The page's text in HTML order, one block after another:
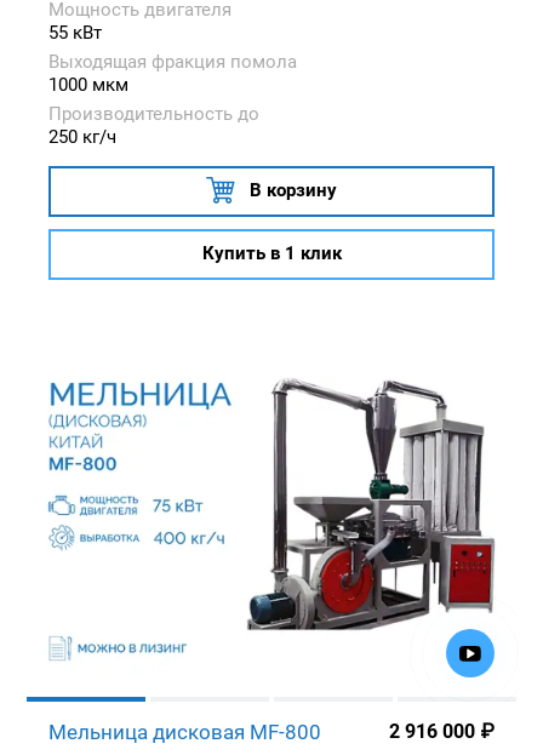
Мощность двигателя
55 кВт
Выходящая фракция помола
1000 мкм
Производительность до
250 кг/ч
В корзину
Купить в 1 клик
Мельница дисковая MF-800 2 916 000 ₽